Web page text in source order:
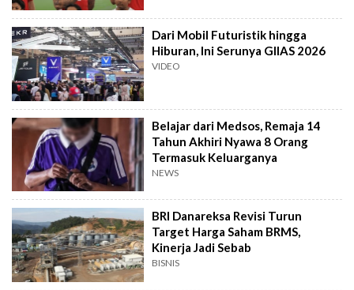
Dari Mobil Futuristik hingga
Hiburan, Ini Serunya GIIAS 2026
VIDEO
Belajar dari Medsos, Remaja 14
Tahun Akhiri Nyawa 8 Orang
Termasuk Keluarganya
NEWS
BRI Danareksa Revisi Turun
Target Harga Saham BRMS,
Kinerja Jadi Sebab
BISNIS